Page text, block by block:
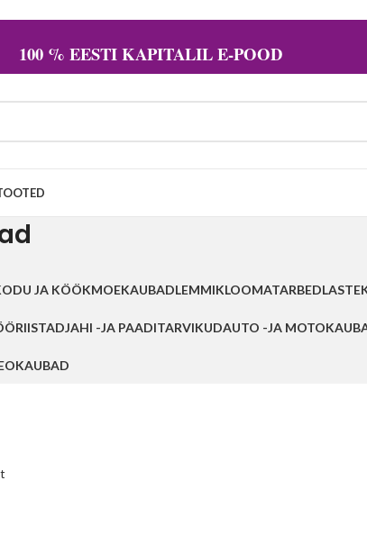
% EESTI KAPITALIL E-POOD
JA KÖÖKMOEKAUBADLEMMIKLOOMATARBED
JAHI -JA PAADITARVIKUDAUTO -JA